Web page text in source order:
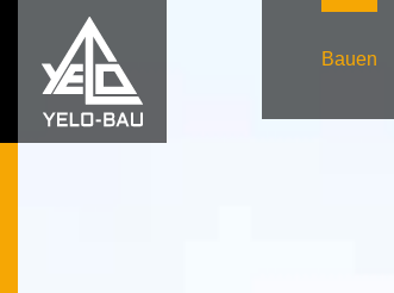
Bauen